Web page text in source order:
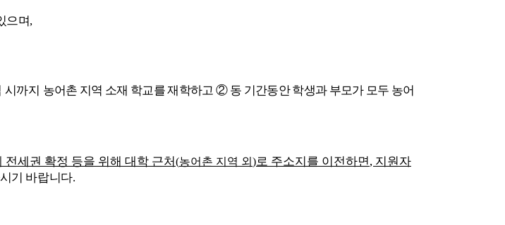
으며,
까지 농어촌 지역 소재 학교를 재학하고② 동 기간동안 학생과 부모가 모두 농어
세권 확정 등을 위해 대학 근처(농어촌 지역 외 )로 주소지를 이전하면, 지원자
기 바랍니다.